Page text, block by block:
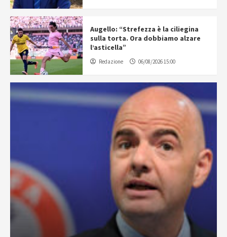
Augello: “Strefezza è la ciliegina
sulla torta. Ora dobbiamo alzare
l’asticella”
Redazione 06/08/2026 15:00